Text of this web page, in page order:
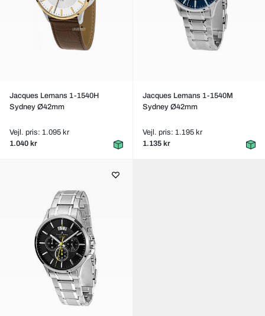
Jacques Lemans 1-1540H
Sydney Ø42mm
Vejl. pris: 1.095 kr
1.040 kr
Jacques Lemans 1-1540M
Sydney Ø42mm
Vejl. pris: 1.195 kr
1.135 kr